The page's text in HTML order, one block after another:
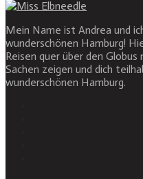
Mein Name ist Andrea und
wunderschönen Hamburg!
Reisen quer über den
Sachen zeigen und dich
wunderschönen Hamburg.